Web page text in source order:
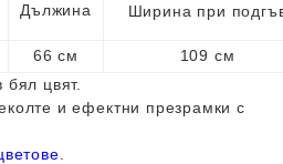
Дължина Ширина при
66 см
109 см
бял цвят.
и ефектни презрамки с